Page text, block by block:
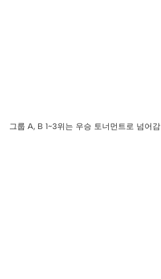
그룹 A, B 1~3위는 우승 토너먼트로 넘어감